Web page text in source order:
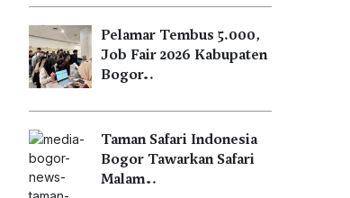
Pelamar Tembus 5.000,
Job Fair 2026 Kabupaten
Bogor…
Taman Safari Indonesia
Bogor Tawarkan Safari
Malam…